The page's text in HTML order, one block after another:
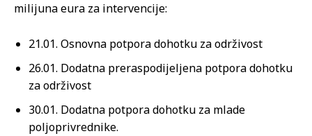
milijuna eura za intervencije:
21.01. Osnovna potpora dohotku za održivost
26.01. Dodatna preraspodijeljena potpora dohotku
za održivost
30.01. Dodatna potpora dohotku za mlade
poljoprivrednike.